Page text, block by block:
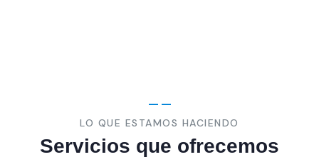
LO QUE ESTAMOS HACIENDO
Servicios que ofrecemos